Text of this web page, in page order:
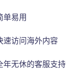
单易用
速访问海外内容
年无休的客服支持